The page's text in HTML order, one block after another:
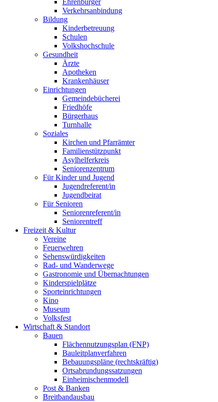
Ehrenbürger
Verkehrsanbindung
Bildung
Kinderbetreuung
Schulen
Volkshochschule
Gesundheit
Ärzte
Apotheken
Krankenhäuser
Einrichtungen
Gemeindebücherei
Friedhöfe
Bürgerhaus
Turnhalle
Soziales
Kirchen und Pfarrämter
Familienstützpunkt
Asylhelferkreis
Seniorenzentrum
Für Kinder und Jugend
Jugendreferent/in
Jugendbeirat
Für Senioren
Seniorenreferent/in
Seniorentreff
Freizeit & Kultur
Vereine
Feuerwehren
Sehenswürdigkeiten
Rad- und Wanderwege
Gastronomie und Übernachtungen
Kinderspielplätze
Sporteinrichtungen
Kino
Museum
Volksfest
Wirtschaft & Standort
Bauen
Flächennutzungsplan (FNP)
Bauleitplanverfahren
Bebauungspläne (rechtskräftig)
Ortsabrundungssatzungen
Einheimischenmodell
Post & Banken
Breitbandausbau